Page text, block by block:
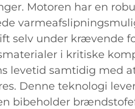
Motoren har en
selv under krævende
i kritiske
levetid samtidig med
Denne teknologi
bibeholder